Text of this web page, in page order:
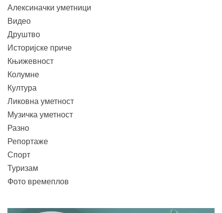
Алексиначки уметници
Видео
Друштво
Историјске приче
Књижевност
Колумне
Култура
Ликовна уметност
Музичка уметност
Разно
Репортаже
Спорт
Туризам
Фото времеплов